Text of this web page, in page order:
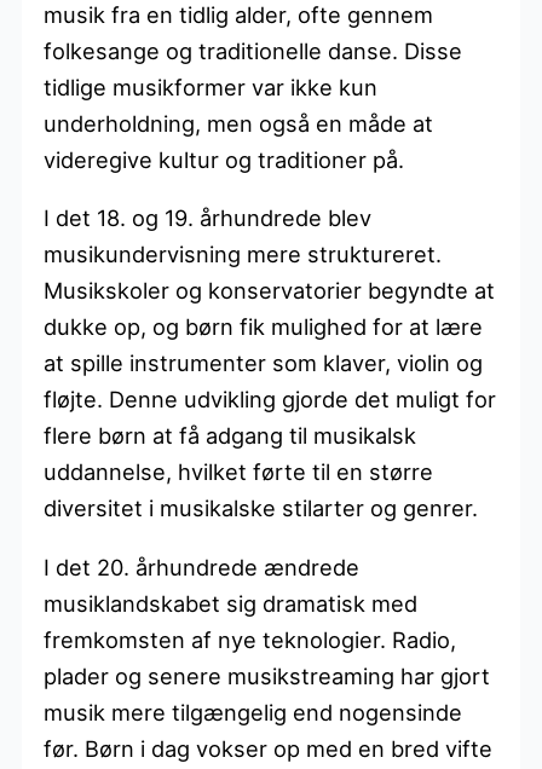
musik fra en tidlig alder, ofte gennem
folkesange og traditionelle danse. Disse
tidlige musikformer var ikke kun
underholdning, men også en måde at
videregive kultur og traditioner på.
I det 18. og 19. århundrede blev
musikundervisning mere struktureret.
Musikskoler og konservatorier begyndte at
dukke op, og børn fik mulighed for at lære
at spille instrumenter som klaver, violin og
fløjte. Denne udvikling gjorde det muligt for
flere børn at få adgang til musikalsk
uddannelse, hvilket førte til en større
diversitet i musikalske stilarter og genrer.
I det 20. århundrede ændrede
musiklandskabet sig dramatisk med
fremkomsten af nye teknologier. Radio,
plader og senere musikstreaming har gjort
musik mere tilgængelig end nogensinde
før. Børn i dag vokser op med en bred vifte